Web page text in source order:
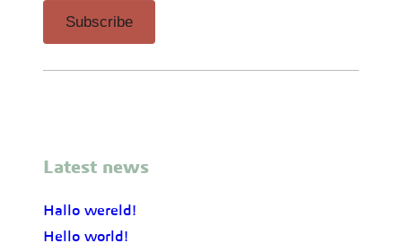
Latest news
Hallo wereld!
Hello world!